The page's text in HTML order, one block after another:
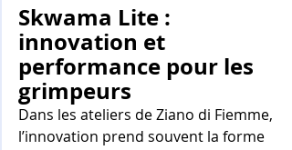
Skwama Lite :
innovation et
performance pour les
grimpeurs
Dans les ateliers de Ziano di Fiemme,
l’innovation prend souvent la forme